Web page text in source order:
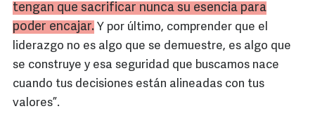
tengan que sacrificar nunca su esencia para
poder encajar. Y por último, comprender que el
liderazgo no es algo que se demuestre, es algo que
se construye y esa seguridad que buscamos nace
cuando tus decisiones están alineadas con tus
valores”.